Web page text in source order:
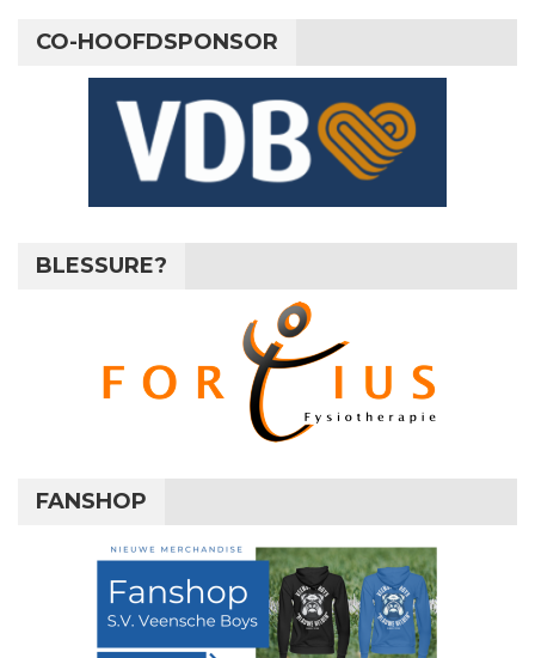
CO-HOOFDSPONSOR
BLESSURE?
FANSHOP